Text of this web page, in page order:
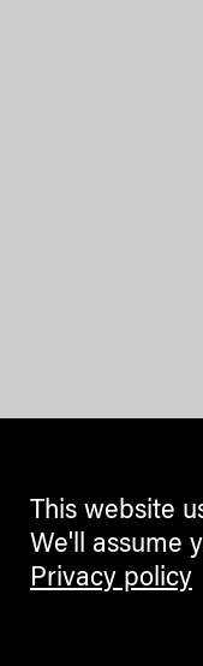
This website
We'll assume
Privacy policy